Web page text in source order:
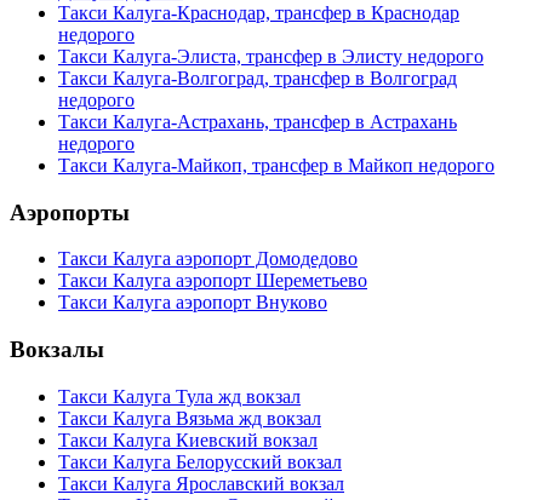
Такси Калуга-Краснодар, трансфер в Краснодар
недорого
Такси Калуга-Элиста, трансфер в Элисту недорого
Такси Калуга-Волгоград, трансфер в Волгоград
недорого
Такси Калуга-Астрахань, трансфер в Астрахань
недорого
Такси Калуга-Майкоп, трансфер в Майкоп недорого
Аэропорты
Такси Калуга аэропорт Домодедово
Такси Калуга аэропорт Шереметьево
Такси Калуга аэропорт Внуково
Вокзалы
Такси Калуга Тула жд вокзал
Такси Калуга Вязьма жд вокзал
Такси Калуга Киевский вокзал
Такси Калуга Белорусский вокзал
Такси Калуга Ярославский вокзал